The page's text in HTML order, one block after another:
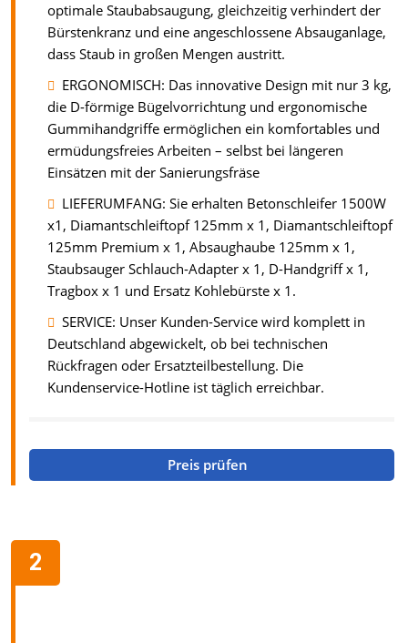
optimale Staubabsaugung, gleichzeitig verhindert der
Bürstenkranz und eine angeschlossene Absauganlage,
dass Staub in großen Mengen austritt.
ERGONOMISCH: Das innovative Design mit nur 3 kg,
die D-förmige Bügelvorrichtung und ergonomische
Gummihandgriffe ermöglichen ein komfortables und
ermüdungsfreies Arbeiten – selbst bei längeren
Einsätzen mit der Sanierungsfräse
LIEFERUMFANG: Sie erhalten Betonschleifer 1500W
x1, Diamantschleiftopf 125mm x 1, Diamantschleiftopf
125mm Premium x 1, Absaughaube 125mm x 1,
Staubsauger Schlauch-Adapter x 1, D-Handgriff x 1,
Tragbox x 1 und Ersatz Kohlebürste x 1.
SERVICE: Unser Kunden-Service wird komplett in
Deutschland abgewickelt, ob bei technischen
Rückfragen oder Ersatzteilbestellung. Die
Kundenservice-Hotline ist täglich erreichbar.
Preis prüfen